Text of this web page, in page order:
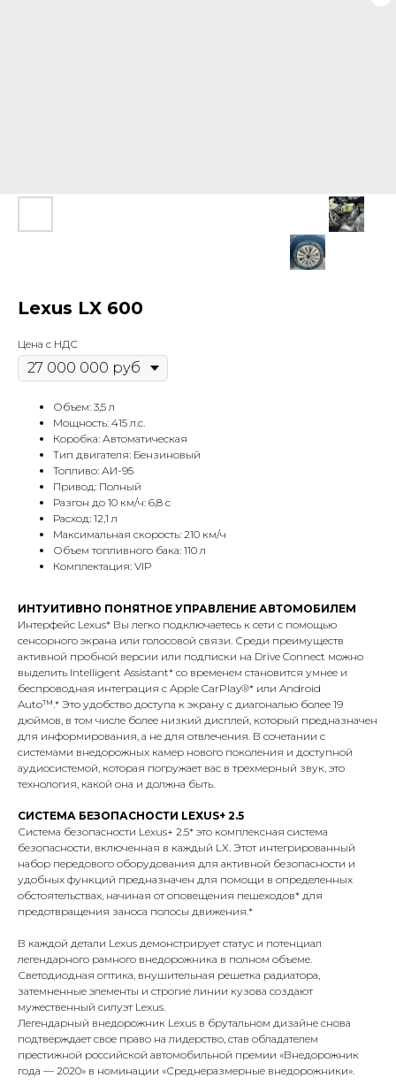
Lexus LX 600
Цена с НДС
Объем: 3,5 л
Мощность: 415 л.с.
Коробка: Автоматическая
Тип двигателя: Бензиновый
Топливо: АИ-95
Привод: Полный
Разгон до 10 км/ч: 6,8 с
Расход: 12,1 л
Максимальная скорость: 210 км/ч
Объем топливного бака: 110 л
Комплектация: VIP
ИНТУИТИВНО ПОНЯТНОЕ УПРАВЛЕНИЕ АВТОМОБИЛЕМ
Интерфейс Lexus* Вы легко подключаетесь к сети с помощью
сенсорного экрана или голосовой связи. Среди преимуществ
активной пробной версии или подписки на Drive Connect можно
выделить Intelligent Assistant* со временем становится умнее и
беспроводная интеграция с Apple CarPlay®* или Android
Auto™.* Это удобство доступа к экрану с диагональю более 19
дюймов, в том числе более низкий дисплей, который предназначен
для информирования, а не для отвлечения. В сочетании с
системами внедорожных камер нового поколения и доступной
аудиосистемой, которая погружает вас в трехмерный звук, это
технология, какой она и должна быть.
СИСТЕМА БЕЗОПАСНОСТИ LEXUS+ 2.5
Система безопасности Lexus+ 2.5* это комплексная система
безопасности, включенная в каждый LX. Этот интегрированный
набор передового оборудования для активной безопасности и
удобных функций предназначен для помощи в определенных
обстоятельствах, начиная от оповещения пешеходов* для
предотвращения заноса полосы движения.*
В каждой детали Lexus демонстрирует статус и потенциал
легендарного рамного внедорожника в полном объеме.
Светодиодная оптика, внушительная решетка радиатора,
затемненные элементы и строгие линии кузова создают
мужественный силуэт Lexus.
Легендарный внедорожник Lexus в брутальном дизайне снова
подтверждает свое право на лидерство, став обладателем
престижной российской автомобильной премии «Внедорожник
года — 2020» в номинации «Среднеразмерные внедорожники».